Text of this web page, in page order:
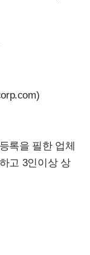
록을 필한 업체
고 3인이상 상